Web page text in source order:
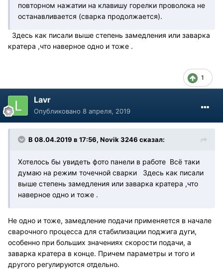
повторном нажатии на клавишу горелки проволока не
останавливается (сварка продолжается).
Здесь как писали выше степень замедления или заварка
кратера ,что наверное одно и тоже .
1
Lavr
Опубликовано 8 апреля, 2019
В 08.04.2019 в 17:56, Novik 3246 сказал:
Хотелось бы увидеть фото панели в работе Всё таки
думаю на режим точечной сварки Здесь как писали
выше степень замедления или заварка кратера ,что
наверное одно и тоже .
Не одно и тоже, замедление подачи применяется в начале
сварочного процесса для стабилизации поджига дуги,
особенно при больших значениях скорости подачи, а
заварка кратера в конце. Причем параметры и того и
другого регулируются отдельно.